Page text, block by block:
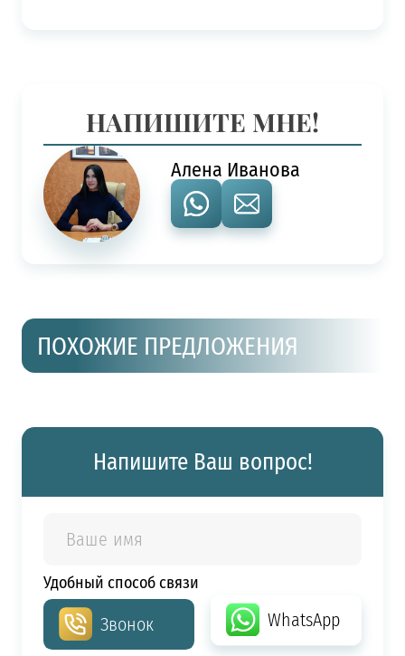
НАПИШИТЕ МНЕ!
Алена Иванова
ПОХОЖИЕ ПРЕДЛОЖЕНИЯ
Напишите Ваш вопрос!
Удобный способ связи
Звонок WhatsApp